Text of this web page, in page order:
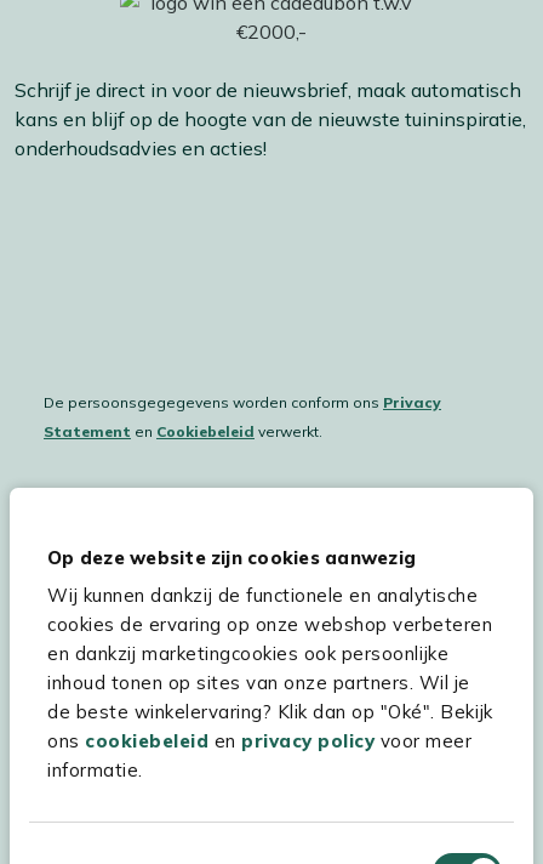
Op deze website zijn cookies aanwezig
Wij kunnen dankzij de functionele en analytische
cookies de ervaring op onze webshop verbeteren
en dankzij marketingcookies ook persoonlijke
inhoud tonen op sites van onze partners. Wil je
de beste winkelervaring? Klik dan op "Oké". Bekijk
ons cookiebeleid en privacy policyvoor meer
informatie.
Schrijf je direct in voor de nieuwsbrief, maak automatisch
kans en blijf op de hoogte van de nieuwste tuininspiratie,
onderhoudsadvies en acties!
De persoonsgegegevens worden conform ons Privacy
Statement en Cookiebeleid verwerkt.
Hulp & service
Assortiment
Kees Smit Tuinmeubelen
Experience Stores XXL